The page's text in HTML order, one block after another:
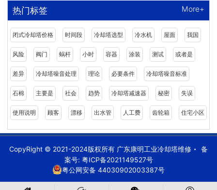
热门标签 More+
闭式冷却塔价格 时间段 冷却塔选型 冷水机 屋面 我国
风险 阀门 蜗杆 小时 容器 涂装 测试 或者是
差异 冷却塔噪音处理 理论 必要条件 冷却塔噪音标准
石棉 主要是 社会 趋势 冷却塔减速器 秘密 失误
使用说明 顾客 漂移 出水管 人工费 齿轮箱 住宅小区
CopyRight © 2021-2024版权所有 广东康明工业冷却塔维修
备
案号: 粤ICP备2021149527号
粤公网安备 44030902003387号